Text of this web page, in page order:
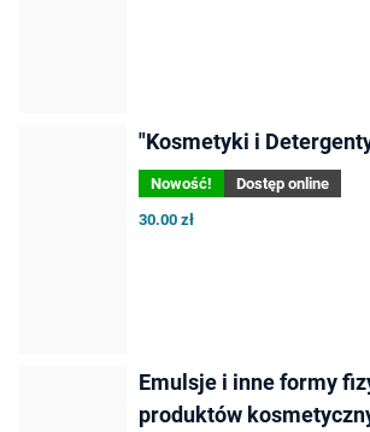
"Kosmetyki i
Nowość!
Dostęp online
30.00 zł
Emulsje i inne formy
produktów